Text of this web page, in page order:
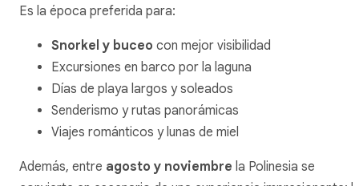
Es la época preferida para:
Snorkel y buceo con mejor visibilidad
Excursiones en barco por la laguna
Días de playa largos y soleados
Senderismo y rutas panorámicas
Viajes románticos y lunas de miel
Además, entre agosto y noviembre la Polinesia se